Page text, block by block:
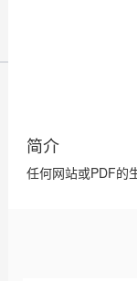
简介
任何网站或PDF的